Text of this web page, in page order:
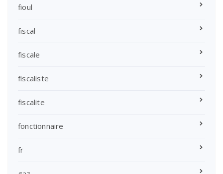
fioul
fiscal
fiscale
fiscaliste
fiscalite
fonctionnaire
fr